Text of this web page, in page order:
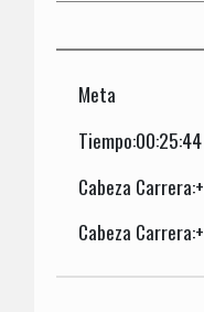
Meta
Tiempo:00:25:44
Cabeza
Cabeza